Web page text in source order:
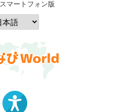
スマートフォン版